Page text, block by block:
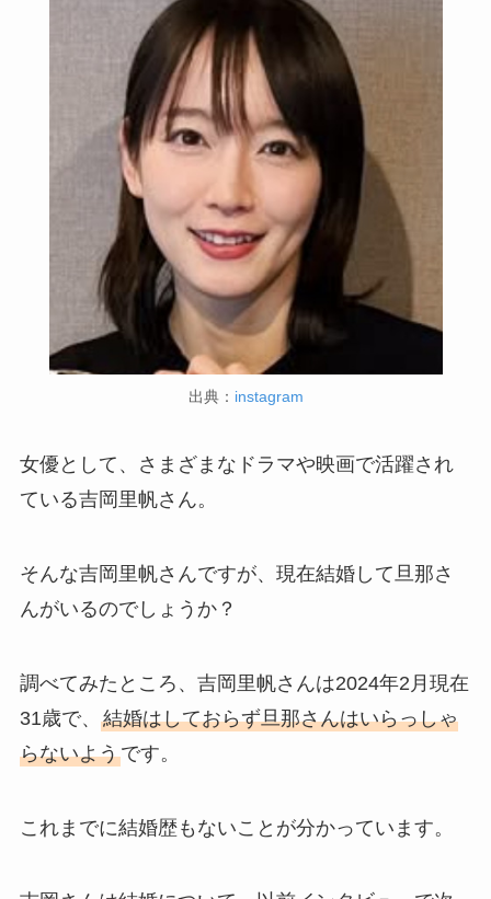
出典： instagram
女優として、さまざまなドラマや映画で活躍され
ている吉岡里帆さん。
そんな吉岡里帆さんですが、現在結婚して旦那さ
んがいるのでしょうか？
調べてみたところ、吉岡里帆さんは2024年2月現在
31歳で、 結婚はしておらず旦那さんはいらっしゃ
らないようです。
これまでに結婚歴もないことが分かっています。